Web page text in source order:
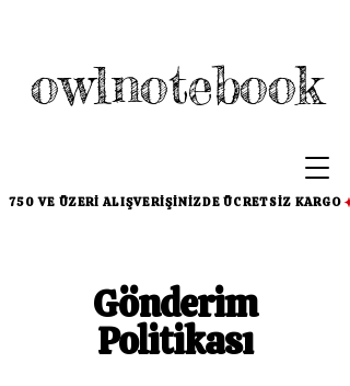
750 VE ÜZERI ALIŞVERIŞINIZDE ÜCRETSIZ KARGO
owlnotebook
Gönderim
Politikası